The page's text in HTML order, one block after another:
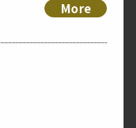
More